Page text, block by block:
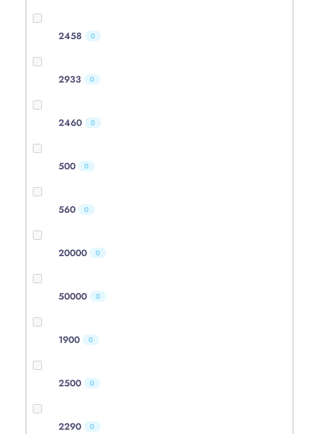
2458 0
2933 0
2460 0
500 0
560 0
20000 0
50000 0
1900 0
2500 0
2290 0